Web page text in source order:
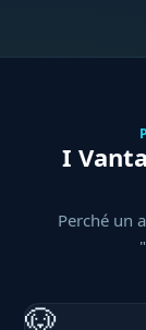
I
Perché un
🐶